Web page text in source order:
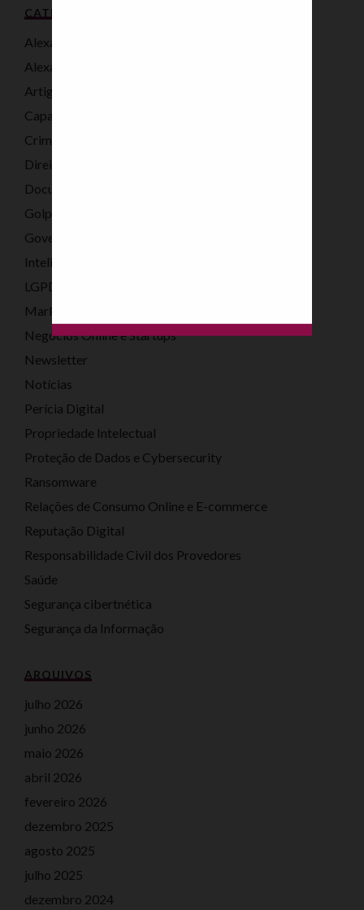
CATEGORIAS
Alexandre Atheniense
Alexandre Atheniense Advogados
Artigo
Capacitação em Direito Digital
Crimes Cibernéticos
Direito Digital Eleitoral
Documentos Digitais
Golpes Digitais
Governança Corporativa Digital
Inteligência Artificial
LGPD
Marketing Legal Digital
Negócios Online e Startups
Newsletter
Notícias
Perícia Digital
Propriedade Intelectual
Proteção de Dados e Cybersecurity
Ransomware
Relações de Consumo Online e E-commerce
Reputação Digital
Responsabilidade Civil dos Provedores
Saúde
Segurança cibertnética
Segurança da Informação
ARQUIVOS
julho 2026
junho 2026
maio 2026
abril 2026
fevereiro 2026
dezembro 2025
agosto 2025
julho 2025
dezembro 2024